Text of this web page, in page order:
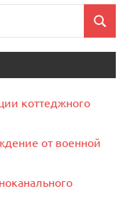
Поиск
коттеджного
от военной